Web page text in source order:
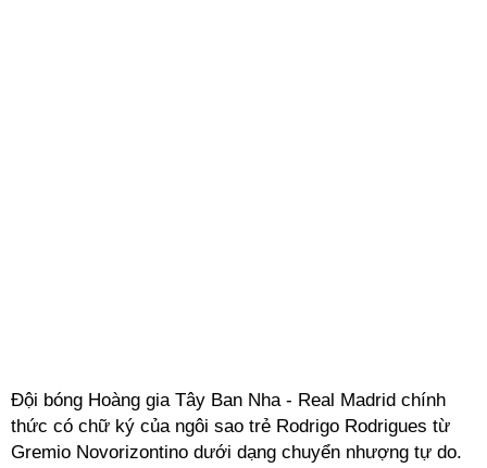
Đội bóng Hoàng gia Tây Ban Nha - Real Madrid chính
thức có chữ ký của ngôi sao trẻ Rodrigo Rodrigues từ
Gremio Novorizontino dưới dạng chuyển nhượng tự do.